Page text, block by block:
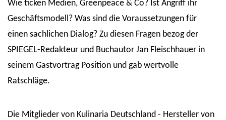
Wie ticken Medien, Greenpeace & Co? Ist Angriff ihr
Geschäftsmodell? Was sind die Voraussetzungen für
einen sachlichen Dialog? Zu diesen Fragen bezog der
SPIEGEL-Redakteur und Buchautor Jan Fleischhauer in
seinem Gastvortrag Position und gab wertvolle
Ratschläge.
Die Mitglieder von Kulinaria Deutschland - Hersteller von